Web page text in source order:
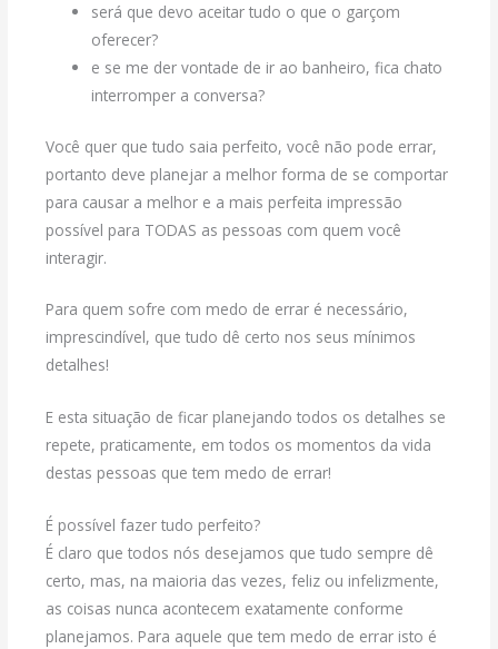
será que devo aceitar tudo o que o garçom
oferecer?
e se me der vontade de ir ao banheiro, fica chato
interromper a conversa?
Você quer que tudo saia perfeito, você não pode errar,
portanto deve planejar a melhor forma de se comportar
para causar a melhor e a mais perfeita impressão
possível para TODAS as pessoas com quem você
interagir.
Para quem sofre com medo de errar é necessário,
imprescindível, que tudo dê certo nos seus mínimos
detalhes!
E esta situação de ficar planejando todos os detalhes se
repete, praticamente, em todos os momentos da vida
destas pessoas que tem medo de errar!
É possível fazer tudo perfeito?
É claro que todos nós desejamos que tudo sempre dê
certo, mas, na maioria das vezes, feliz ou infelizmente,
as coisas nunca acontecem exatamente conforme
planejamos. Para aquele que tem medo de errar isto é